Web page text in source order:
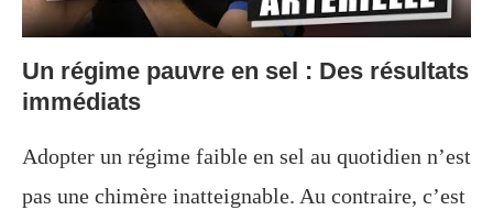
Un régime pauvre en sel : Des résultats
immédiats
Adopter un régime faible en sel au quotidien n’est
pas une chimère inatteignable. Au contraire, c’est